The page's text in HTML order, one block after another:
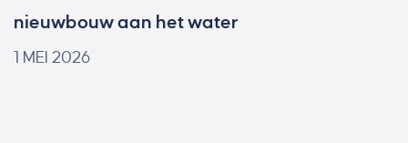
nieuwbouw aan het water
1 MEI 2026